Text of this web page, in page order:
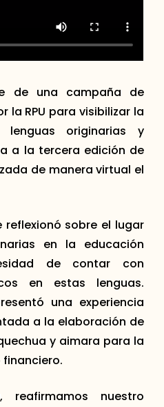
de una campaña de
la RPU para visibilizar la
originarias y
a la tercera edición de
de manera virtual el
reflexionó sobre el lugar
en la educación
de contar con
en estas lenguas.
una experiencia
a la elaboración de
y aimara para la
financiero.
reafirmamos nuestro